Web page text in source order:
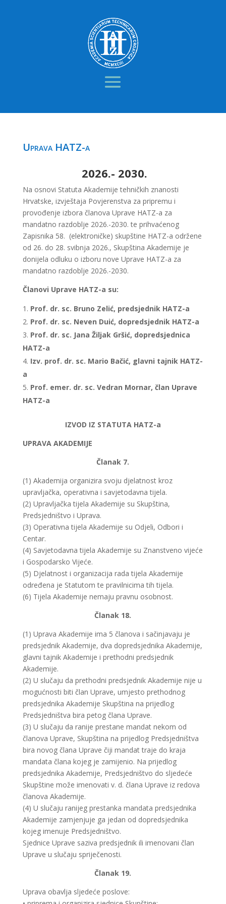
Uprava HATZ-a
2026.- 2030.
Na osnovi Statuta Akademije tehničkih znanosti
Hrvatske, izvještaja Povjerenstva za pripremu i
provođenje izbora članova Uprave HATZ-a za
mandatno razdoblje 2026.-2030. te prihvaćenog
Zapisnika 58. (elektroničke) skupštine HATZ-a održene
od 26. do 28. svibnja 2026., Skupština Akademije je
donijela odluku o izboru nove Uprave HATZ-a za
mandatno razdoblje 2026.-2030.
Članovi Uprave HATZ-a su:
Prof. dr. sc. Bruno Zelić, predsjednik HATZ-a
Prof. dr. sc. Neven Duić, dopredsjednik HATZ-a
Prof. dr. sc. Jana Žiljak Gršić, dopredsjednica
HATZ-a
Izv. prof. dr. sc. Mario Bačić, glavni tajnik HATZ-
a
Prof. emer. dr. sc. Vedran Mornar, član Uprave
HATZ-a
IZVOD IZ STATUTA HATZ-a
UPRAVA AKADEMIJE
Članak 7.
(1) Akademija organizira svoju djelatnost kroz
upravljačka, operativna i savjetodavna tijela.
(2) Upravljačka tijela Akademije su Skupština,
Predsjedništvo i Uprava.
(3) Operativna tijela Akademije su Odjeli, Odbori i
Centar.
(4) Savjetodavna tijela Akademije su Znanstveno vijeće
i Gospodarsko Vijeće.
(5) Djelatnost i organizacija rada tijela Akademije
određena je Statutom te pravilnicima tih tijela.
(6) Tijela Akademije nemaju pravnu osobnost.
Članak 18.
(1) Uprava Akademije ima 5 članova i sačinjavaju je
predsjednik Akademije, dva dopredsjednika Akademije,
glavni tajnik Akademije i prethodni predsjednik
Akademije.
(2) U slučaju da prethodni predsjednik Akademije nije u
mogućnosti biti član Uprave, umjesto prethodnog
predsjednika Akademije Skupština na prijedlog
Predsjedništva bira petog člana Uprave.
(3) U slučaju da ranije prestane mandat nekom od
članova Uprave, Skupština na prijedlog Predsjedništva
bira novog člana Uprave čiji mandat traje do kraja
mandata člana kojeg je zamijenio. Na prijedlog
predsjednika Akademije, Predsjedništvo do sljedeće
Skupštine može imenovati v. d. člana Uprave iz redova
članova Akademije.
(4) U slučaju ranijeg prestanka mandata predsjednika
Akademije zamjenjuje ga jedan od dopredsjednika
kojeg imenuje Predsjedništvo.
Sjednice Uprave saziva predsjednik ili imenovani član
Uprave u slučaju spriječenosti.
Članak 19.
Uprava obavlja sljedeće poslove: